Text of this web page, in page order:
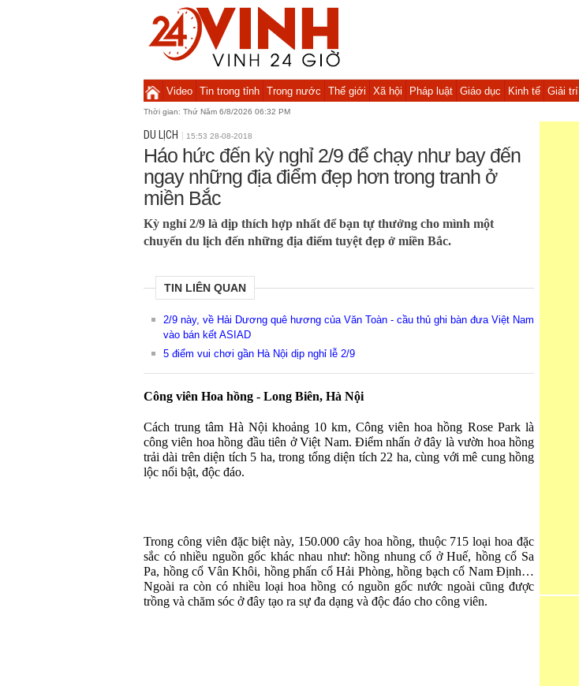
Video Tin trong tỉnh Trong nước Thế giới Xã hội Pháp luật Giáo dục Kinh tế Giải trí
Thời gian: Thứ Năm 6/8/2026 06:32 PM
DU LỊCH 15:53 28-08-2018
Háo hức đến kỳ nghỉ 2/9 để chạy như bay đến
ngay những địa điểm đẹp hơn trong tranh ở
miền Bắc
Kỳ nghỉ 2/9 là dịp thích hợp nhất để bạn tự thưởng cho mình một
chuyến du lịch đến những địa điểm tuyệt đẹp ở miền Bắc.
TIN LIÊN QUAN
2/9 này, về Hải Dương quê hương của Văn Toàn - cầu thủ ghi bàn đưa Việt Nam
vào bán kết ASIAD
5 điểm vui chơi gần Hà Nội dịp nghỉ lễ 2/9
Công viên Hoa hồng - Long Biên, Hà Nội
Cách trung tâm Hà Nội khoảng 10 km, Công viên hoa hồng Rose Park là
công viên hoa hồng đầu tiên ở Việt Nam. Điểm nhấn ở đây là vườn hoa hồng
trải dài trên diện tích 5 ha, trong tổng diện tích 22 ha, cùng với mê cung hồng
lộc nổi bật, độc đáo.
Trong công viên đặc biệt này, 150.000 cây hoa hồng, thuộc 715 loại hoa đặc
sắc có nhiều nguồn gốc khác nhau như: hồng nhung cổ ở Huế, hồng cổ Sa
Pa, hồng cổ Vân Khôi, hồng phấn cổ Hải Phòng, hồng bạch cổ Nam Định…
Ngoài ra còn có nhiều loại hoa hồng có nguồn gốc nước ngoài cũng được
trồng và chăm sóc ở đây tạo ra sự đa dạng và độc đáo cho công viên.